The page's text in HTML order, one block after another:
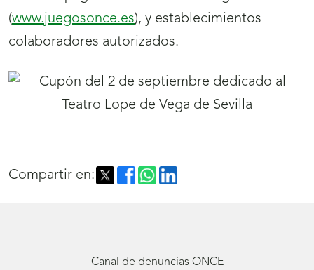
(www.juegosonce.es), y establecimientos
colaboradores autorizados.
Compartir en:
Canal de denuncias ONCE